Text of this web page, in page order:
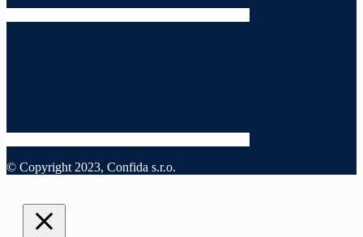
© Copyright 2023, Confida s.r.o.